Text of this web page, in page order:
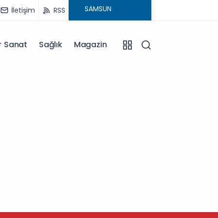
İletişim RSS
Sanat Sağlık Magazin